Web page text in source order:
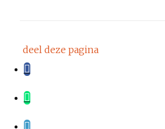
deel deze pagina